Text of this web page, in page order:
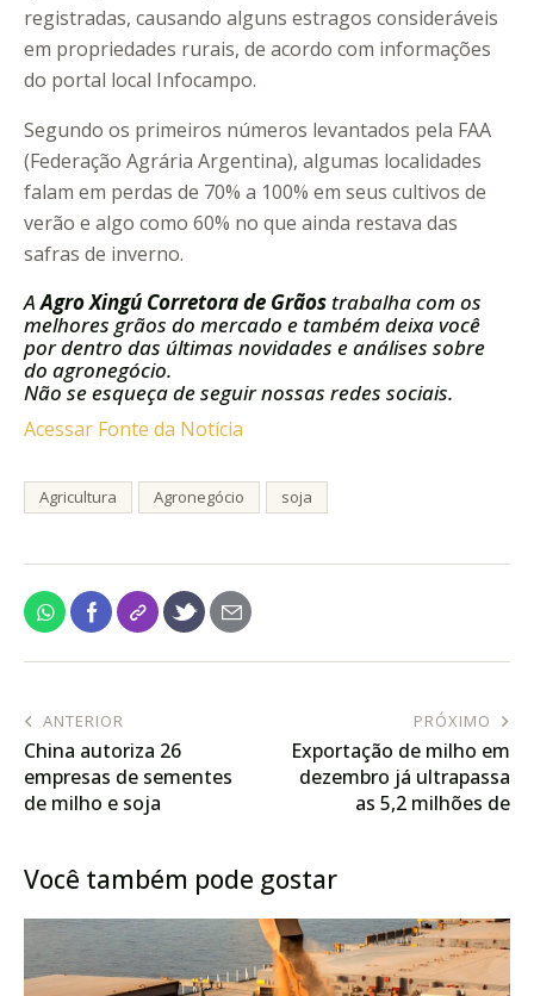
registradas, causando alguns estragos consideráveis
em propriedades rurais, de acordo com informações
do portal local Infocampo.
Segundo os primeiros números levantados pela FAA
(Federação Agrária Argentina), algumas localidades
falam em perdas de 70% a 100% em seus cultivos de
verão e algo como 60% no que ainda restava das
safras de inverno.
AAgro Xingú Corretora de Grãos trabalha com os
melhores grãos do mercado e também deixa você
por dentro das últimas novidades e análises sobre
do agronegócio.
Não se esqueça de seguir nossas redes sociais.
Acessar Fonte da Notícia
Agricultura Agronegócio soja
ANTERIOR
China autoriza 26
empresas de sementes
de milho e soja
PRÓXIMO
Exportação de milho em
dezembro já ultrapassa
as 5,2 milhões de
Você também pode gostar